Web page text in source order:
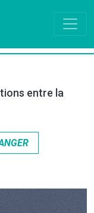
entre la